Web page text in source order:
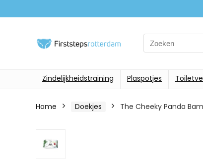
Search
for:
Zindelijkheidstraining Plaspotjes
Home Doekjes The Cheeky Panda